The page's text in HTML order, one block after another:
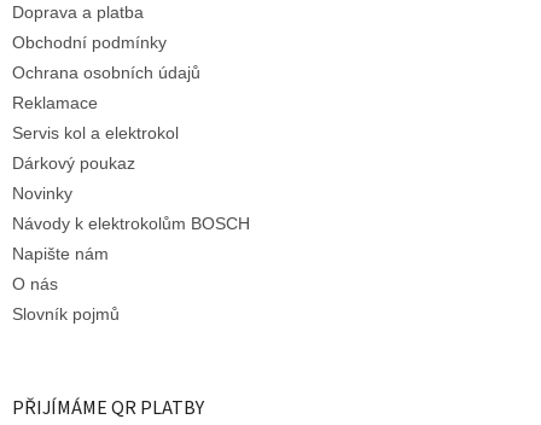
Doprava a platba
Obchodní podmínky
Ochrana osobních údajů
Reklamace
Servis kol a elektrokol
Dárkový poukaz
Novinky
Návody k elektrokolům BOSCH
Napište nám
O nás
Slovník pojmů
PŘIJÍMÁME QR PLATBY